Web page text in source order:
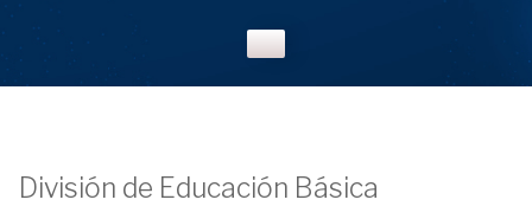
División de Educación Básica